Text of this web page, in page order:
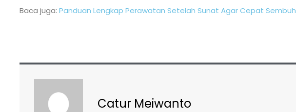
Baca juga: Panduan Lengkap Perawatan Setelah Sunat Agar Cepat Sembuh
Catur Meiwanto